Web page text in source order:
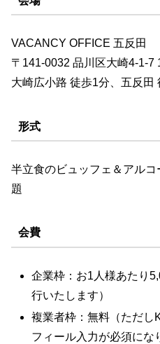
VACANCY OFFICE 五反田
〒141-0032 品川区大崎4-1-7
大崎広小路 徒歩1分、五反田
形式
半立食のビュッフェ＆アル
題
会費
企業枠：お1人様あたり
行いたします）
複業者枠：無料（ただし
フィール入力が必須にな